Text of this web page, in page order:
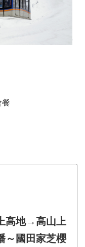
餐
高地→高山上
～國田家芝櫻